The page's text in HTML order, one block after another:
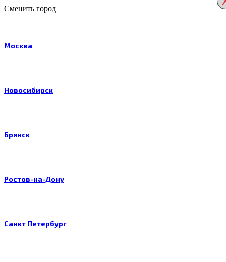
Сменить город
Москва
Новосибирск
Брянск
Ростов-на-Дону
Санкт Петербург